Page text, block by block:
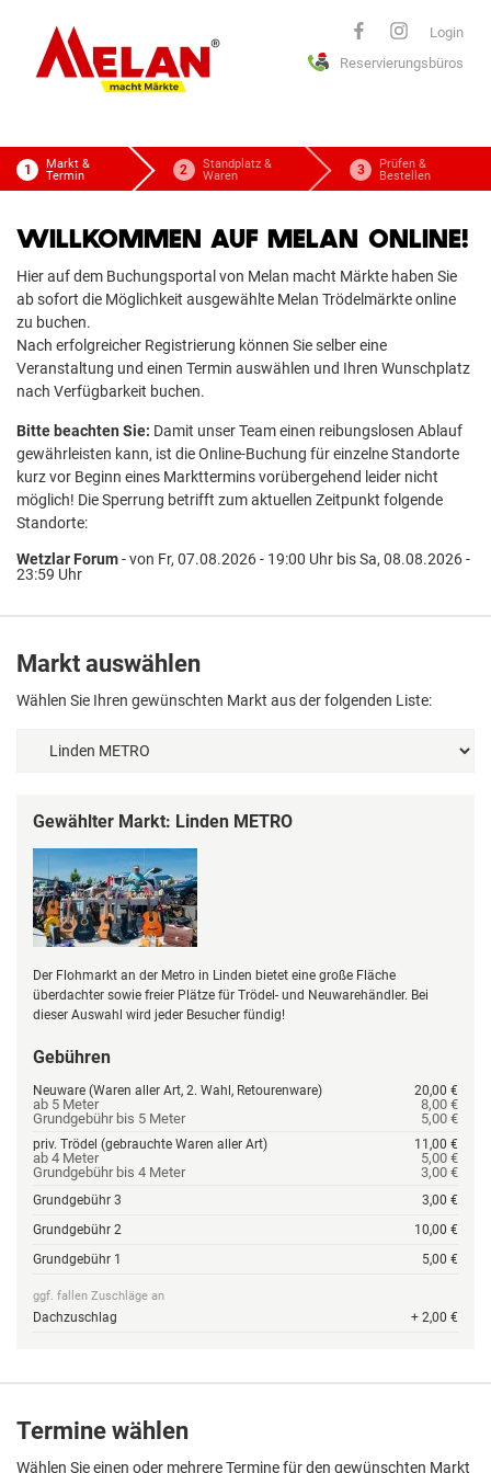
Login
Reservierungsbüros
Markt &
Termin
Standplatz &
Waren
Prüfen &
Bestellen
WILLKOMMEN AUF MELAN ONLINE!
Hier auf dem Buchungsportal von Melan macht Märkte haben Sie
ab sofort die Möglichkeit ausgewählte Melan Trödelmärkte online
zu buchen.
Nach erfolgreicher Registrierung können Sie selber eine
Veranstaltung und einen Termin auswählen und Ihren Wunschplatz
nach Verfügbarkeit buchen.
Bitte beachten Sie: Damit unser Team einen reibungslosen Ablauf
gewährleisten kann, ist die Online-Buchung für einzelne Standorte
kurz vor Beginn eines Markttermins vorübergehend leider nicht
möglich! Die Sperrung betrifft zum aktuellen Zeitpunkt folgende
Standorte:
Wetzlar Forum- von Fr, 07.08.2026 - 19:00 Uhr bis Sa, 08.08.2026 -
23:59 Uhr
Markt auswählen
Wählen Sie Ihren gewünschten Markt aus der folgenden Liste:
Gewählter Markt: Linden METRO
Der Flohmarkt an der Metro in Linden bietet eine große Fläche
überdachter sowie freier Plätze für Trödel- und Neuwarehändler. Bei
dieser Auswahl wird jeder Besucher fündig!
Gebühren
Neuware (Waren aller Art, 2. Wahl, Retourenware) 20,00 €
ab 5 Meter
8,00 €
Grundgebühr bis 5 Meter
5,00 €
priv. Trödel (gebrauchte Waren aller Art) 11,00 €
ab 4 Meter
5,00 €
Grundgebühr bis 4 Meter
3,00 €
Grundgebühr 3
3,00 €
Grundgebühr 2
10,00 €
Grundgebühr 1
5,00 €
ggf. fallen Zuschläge an
Dachzuschlag + 2,00 €
Termine wählen
Wählen Sie einen oder mehrere Termine für den gewünschten Markt